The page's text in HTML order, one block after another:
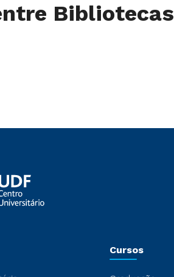
Bibliotecas
Cursos